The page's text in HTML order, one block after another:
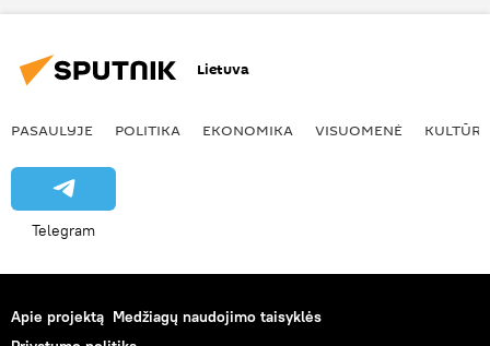
Lietuva
PASAULYJE POLITIKA EKONOMIKA VISUOMENĖ KULTŪRA
Telegram
Apie projektą Medžiagų naudojimo taisyklės